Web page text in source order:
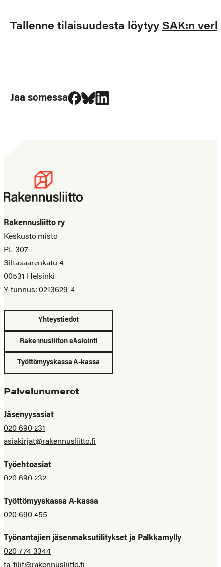
Tallenne tilaisuudesta löytyy SAK:n
Jaa somessa
Jaa Facebookissa
Jaa Blueskyssa
Jaa LinkedIn:ssä
Rakennusliitto ry
Keskustoimisto
PL 307
Siltasaarenkatu 4
00531 Helsinki
Y-tunnus: 0213629-4
Yhteystiedot
Rakennusliiton eAsiointi
Työttömyyskassa A-kassa
Palvelunumerot
Jäsenyysasiat
020 690 231
asiakirjat@rakennusliitto.fi
Työehtoasiat
020 690 232
Työttömyyskassa A-kassa
020 690 455
Työnantajien jäsenmaksutilitykset ja Palkkamylly
020 774 3344
ta-tilit@rakennusliitto.fi